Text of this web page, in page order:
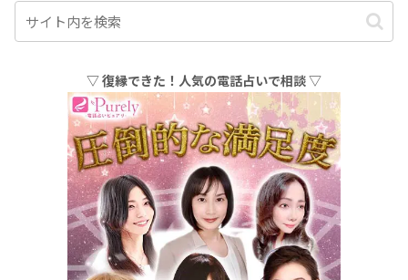
▽ 復縁できた！人気の電話占いで相談 ▽